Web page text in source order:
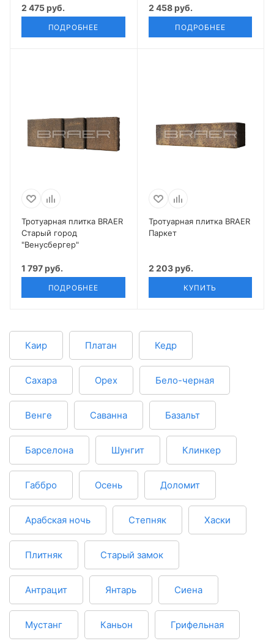
2 475 руб.
ПОДРОБНЕЕ
2 458 руб.
ПОДРОБНЕЕ
Тротуарная плитка BRAER
Старый город
"Венусбергер"
1 797 руб.
ПОДРОБНЕЕ
Тротуарная плитка BRAER
Паркет
2 203 руб.
КУПИТЬ
Каир Платан Кедр
Сахара Орех Бело-черная
Венге Саванна Базальт
Барселона Шунгит Клинкер
Габбро Осень Доломит
Арабская ночь Степняк Хаски
Плитняк Старый замок
Антрацит Янтарь Сиена
Мустанг Каньон Грифельная